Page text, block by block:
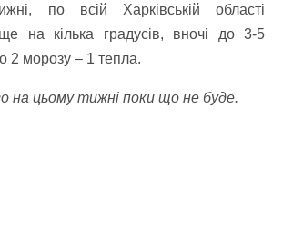
по всій Харківській області
на кілька градусів, вночі до 3-5
2 морозу – 1 тепла.
на цьому тижні поки що не буде.